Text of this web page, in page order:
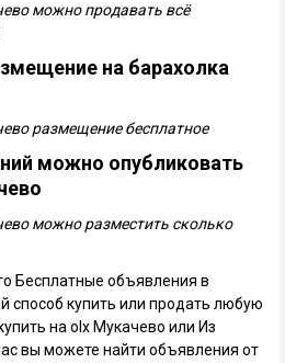
можно продавать всё
на барахолка
размещение бесплатное
можно опубликовать
можно разместить сколько
Бесплатные объявления в
способ купить или продать любую
на olx Мукачево или Из
вы можете найти объявления от